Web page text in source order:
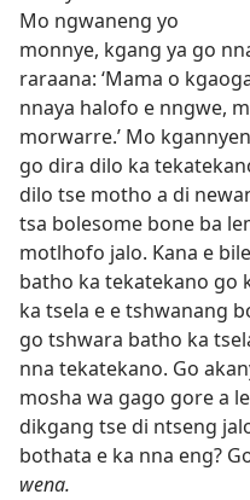
Mo ngwaneng yo
monnye, kgang ya go
raraana: ‘Mama o
nnaya halofo e nngwe,
morwarre.’ Mo
go dira dilo ka
dilo tse motho a di
tsa bolesome bone ba
motlhofo jalo. Kana e
batho ka tekatekano go
ka tsela e e tshwanang
go tshwara batho ka
nna tekatekano. Go
mosha wa gago gore a
dikgang tse di ntseng
bothata e ka nna eng?
wena.